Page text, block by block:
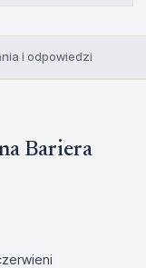
i odpowiedzi
Bariera